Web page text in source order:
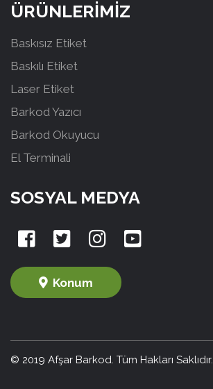
ÜRÜNLERİMİZ
Baskısız Etiket
Baskılı Etiket
Laser Etiket
Barkod Yazıcı
Barkod Okuyucu
El Terminali
SOSYAL MEDYA
Konum
© 2019 Afşar Barkod. Tüm Hakları Saklıdır.